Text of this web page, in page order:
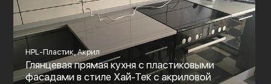
HPL-Пластик, Акрил
Глянцевая прямая кухня с пластиковыми
фасадами в стиле Хай-Тек c акриловой